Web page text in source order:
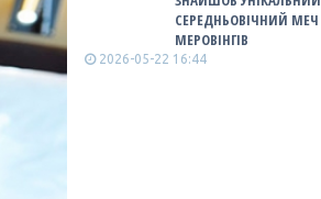
СЕРЕДНЬОВІЧНИЙ МЕЧ
МЕРОВІНГІВ
2026-05-22 16:44